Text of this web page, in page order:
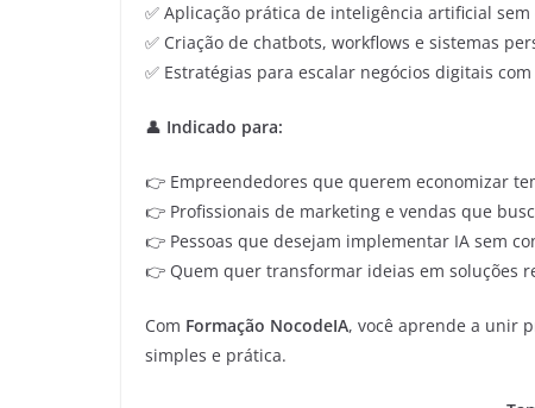
✅ Aplicação prática de inteligência artificial
✅ Criação de chatbots, workflows e sistemas
✅ Estratégias para escalar negócios digitais
👤 Indicado para:
👉 Empreendedores que querem economizar
👉 Profissionais de marketing e vendas que
👉 Pessoas que desejam implementar IA sem
👉 Quem quer transformar ideias em soluções
Com Formação NocodeIA, você aprende a unir
simples e prática.